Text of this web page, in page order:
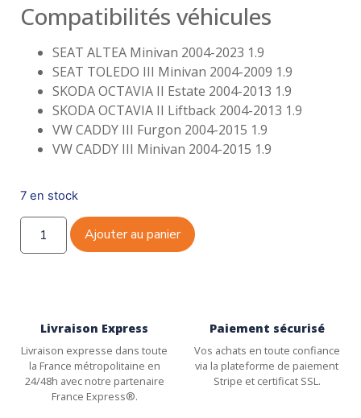
Compatibilités véhicules
SEAT ALTEA Minivan 2004-2023 1.9
SEAT TOLEDO III Minivan 2004-2009 1.9
SKODA OCTAVIA II Estate 2004-2013 1.9
SKODA OCTAVIA II Liftback 2004-2013 1.9
VW CADDY III Furgon 2004-2015 1.9
VW CADDY III Minivan 2004-2015 1.9
7 en stock
Ajouter au panier
Livraison Express
Livraison expresse dans toute
la France métropolitaine en
24/48h avec notre partenaire
France Express®.
Paiement sécurisé
Vos achats en toute confiance
via la plateforme de paiement
Stripe et certificat SSL.